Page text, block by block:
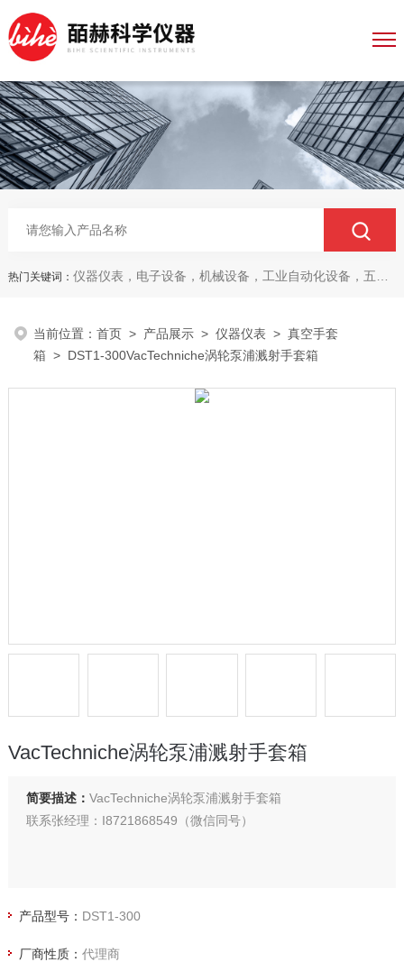
热门关键词： 仪器仪表，电子设备，机械设备，工业自动化设备，五金产品，电线电缆，金属材料，电子
当前位置：首页 > 产品展示 >仪器仪表 >真空手套
箱 > DST1-300VacTechniche涡轮泵浦溅射手套箱
VacTechniche涡轮泵浦溅射手套箱
简要描述： VacTechniche涡轮泵浦溅射手套箱
联系张经理：I8721868549（微信同号）
产品型号： DST1-300
厂商性质： 代理商